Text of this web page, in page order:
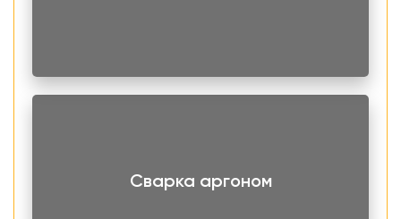
Последнее свойства обусловило использование трубы
на предприятиях пищевой промышленности, медицины
Сварка аргоном